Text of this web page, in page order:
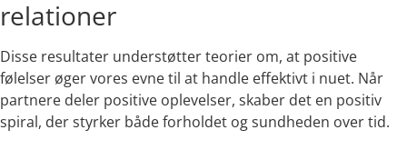
relationer
Disse resultater understøtter teorier om, at positive
følelser øger vores evne til at handle effektivt i nuet. Når
partnere deler positive oplevelser, skaber det en positiv
spiral, der styrker både forholdet og sundheden over tid.